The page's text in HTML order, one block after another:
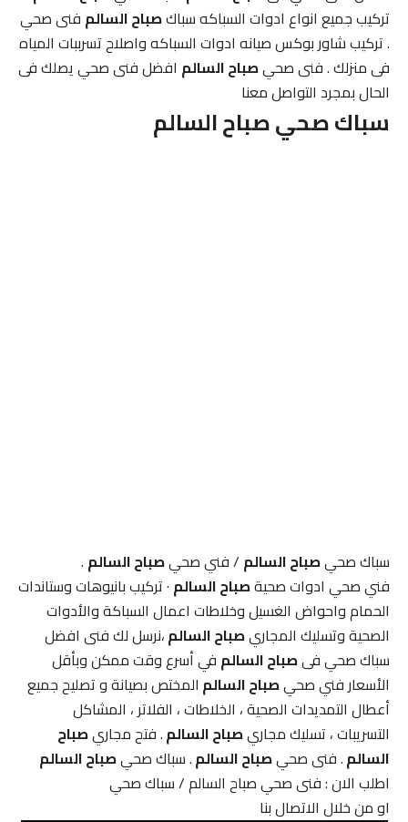
تركيب جميع انواع ادوات السباكه سباكصباح السالمفنى صحي
. تركيب شاور بوكس صيانه ادوات السباكه واصلاح تسرببات المياه
فى منزلك . فنى صحيصباح السالمافضل فنى صحي يصلك فى
الحال بمجرد التواصل معنا
سباك صحيصباح السالم
سباك صحيصباح السالم/ فني صحيصباح السالم.
فني صحي ادوات صحيةصباح السالم· تركيب بانيوهات وستاندات
الحمام واحواض الغسيل وخلاطات اعمال السباكة والأدوات
الصحية وتسليك المجاريصباح السالم،نرسل لك فنى افضل
سباك صحي فىصباح السالمفي أسرع وقت ممكن وبأقل
الأسعار فني صحيصباح السالمالمختص بصيانة و تصليح جميع
أعطال التمديدات الصحية ، الخلاطات ، الفلاتر ، المشاكل
التسريبات ، تسليك مجاريصباح السالم. فتح مجاريصباح
السالم. فنى صحيصباح السالم. سباك صحيصباح السالم
اطلب الان : فنى صحي صباح السالم / سباك صحي
او من خلال الاتصال بنا